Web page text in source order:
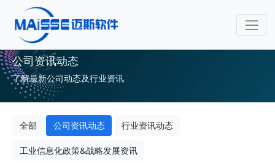
公司资讯动态
了解最新公司动态及行业资讯
全部 公司资讯动态 行业资讯动态
工业信息化政策&战略发展资讯